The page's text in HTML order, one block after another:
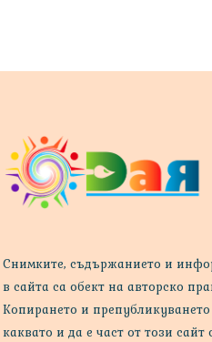
Снимките, съдържанието и
в сайта са обект на авторско
Копирането и
каквато и да е част от този сайт